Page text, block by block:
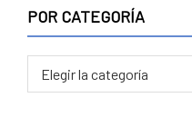
POR CATEGORÍA